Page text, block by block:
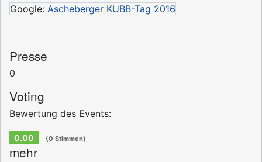
Google: Ascheberger KUBB-Tag 2016
Presse
0
Voting
Bewertung des Events:
0.00 (0 Stimmen)
mehr